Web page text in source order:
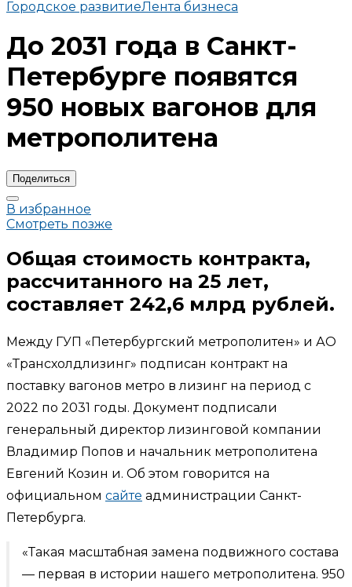
Городское развитиеЛента бизнеса
До 2031 года в Санкт-
Петербурге появятся
950 новых вагонов для
метрополитена
Поделиться
В избранное
Смотреть позже
Общая стоимость контракта,
рассчитанного на 25 лет,
составляет 242,6 млрд рублей.
Между ГУП «Петербургский метрополитен» и АО
«Трансхолдлизинг» подписан контракт на
поставку вагонов метро в лизинг на период с
2022 по 2031 годы. Документ подписали
генеральный директор лизинговой компании
Владимир Попов и начальник метрополитена
Евгений Козин и. Об этом говорится на
официальном сайте администрации Санкт-
Петербурга.
«Такая масштабная замена подвижного состава
— первая в истории нашего метрополитена. 950